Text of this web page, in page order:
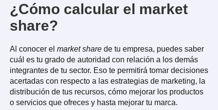
¿Cómo calcular el market
share?
Al conocer el market share de tu empresa, puedes saber
cuál es tu grado de autoridad con relación a los demás
integrantes de tu sector. Eso te permitirá tomar decisiones
acertadas con respecto a las estrategias de marketing, la
distribución de tus recursos, cómo mejorar los productos
o servicios que ofreces y hasta mejorar tu marca.